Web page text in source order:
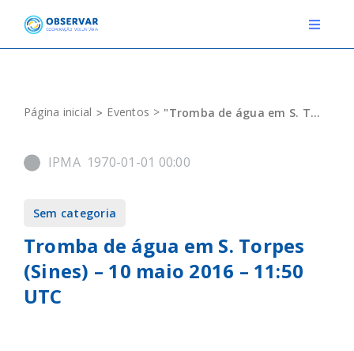
content
Toggle
EVENTOS
F.A.Q.
Página inicial Eventos "Tromba de água em S. Torpes (Sines) – 10 maio 2016 – 11:50 UTC"
IPMA 1970-01-01 00:00
Sem categoria
Tromba de água em S. Torpes
(Sines) – 10 maio 2016 – 11:50
UTC